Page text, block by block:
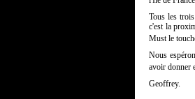
Tous les
c'est la
Must le
Nous
avoir donner
Geoffrey.